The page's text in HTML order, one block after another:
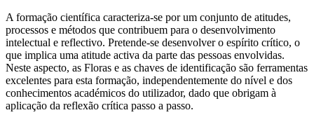
A formação científica caracteriza-se por um conjunto de atitudes,
processos e métodos que contribuem para o desenvolvimento
intelectual e reflectivo. Pretende-se desenvolver o espírito crítico, o
que implica uma atitude activa da parte das pessoas envolvidas.
Neste aspecto, as Floras e as chaves de identificação são ferramentas
excelentes para esta formação, independentemente do nível e dos
conhecimentos académicos do utilizador, dado que obrigam à
aplicação da reflexão crítica passo a passo.